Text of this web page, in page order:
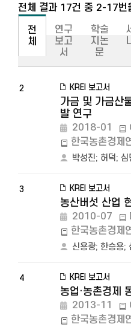
전체 결과 17건 중 2-17번
전
체
연구
보고
서
학술
지논
문
2 KREI 보고서
가금 및 가금산
발 연구
2018-01
한국농촌경제
박성진; 허덕; 심
3 KREI 보고서
농산버섯 산업
2010-07
한국농촌경제
신용광; 한승용;
4 KREI 보고서
농업·농촌경제
2013-11
한국농촌경제